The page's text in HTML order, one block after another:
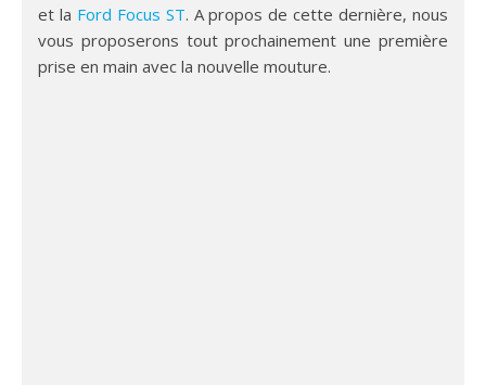
et la Ford Focus ST. A propos de cette dernière, nous
vous proposerons tout prochainement une première
prise en main avec la nouvelle mouture.